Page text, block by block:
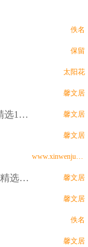
佚名
保留
太阳花
馨文居
赶路的人除了时间就是背影的孤独句子（精选100句） 馨文居
馨文居
www.xinwenju.com
致敬护士节的抖音短句 护士节祝福语抖音(精选68句) 馨文居
馨文居
佚名
馨文居